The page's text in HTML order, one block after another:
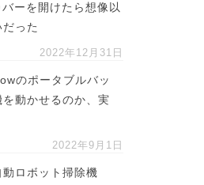
ーを開けたら想像以
だった
2022年12月31日
のポータブルバッ
動かせるのか、実
2022年9月1日
ロボット掃除機